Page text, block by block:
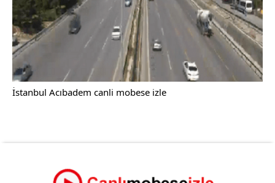
İstanbul Acıbadem canli mobese izle